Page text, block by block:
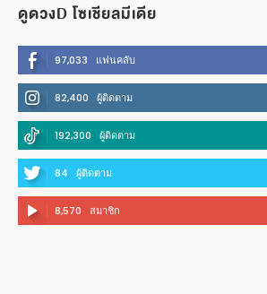
ดูดวงD โซเชียลมีเดีย
97,033 แฟนคลับ
82,400 ผู้ติดตาม
192,300 ผู้ติดตาม
84 ผู้ติดตาม
8,570 สมาชิก